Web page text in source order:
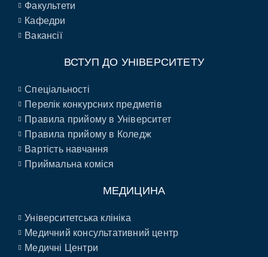
Факультети
Кафедри
Вакансії
ВСТУП ДО УНІВЕРСИТЕТУ
Спеціальності
Перелік конкурсних предметів
Правила прийому в Університет
Правила прийому в Коледж
Вартість навчання
Приймальна коміся
МЕДИЦИНА
Університетська клініка
Медичний консультативний центр
Медичні Центри